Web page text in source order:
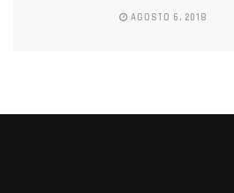
AGOSTO 6, 2018